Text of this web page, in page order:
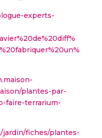
experts-
plantes-par-
faire-terrarium-
jardin/fiches/plantes-